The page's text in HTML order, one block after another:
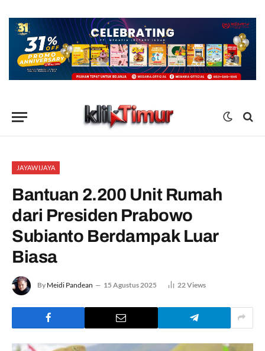
JAYAWIJAYA
Bantuan 2.200 Unit Rumah
dari Presiden Prabowo
Subianto Berdampak Luar
Biasa
By Meidi Pandean 15 Agustus 2025 22Views